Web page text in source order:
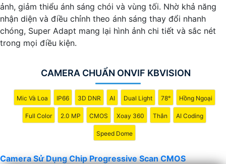
ảnh, giảm thiểu ánh sáng chói và vùng tối. Nhờ khả năng
nhận diện và điều chỉnh theo ánh sáng thay đổi nhanh
chóng, Super Adapt mang lại hình ảnh chi tiết và sắc nét
trong mọi điều kiện.
CAMERA CHUẨN ONVIF KBVISION
Mic Và Loa IP66 3D DNR AI Dual Light 78° Hồng Ngoại
Full Color 2.0 MP CMOS Xoay 360 Thân AI Coding
Speed Dome
Camera Sử Dụng Chip Progressive Scan CMOS